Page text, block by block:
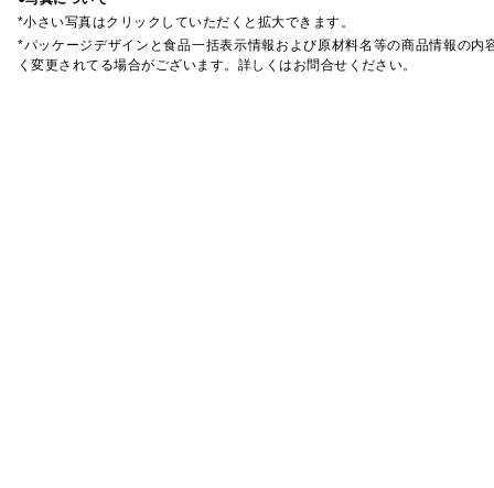
*小さい写真はクリックしていただくと拡大できます。
*パッケージデザインと食品一括表示情報および原材料名等の商品情報の内
く変更されてる場合がございます。詳しくはお問合せください。